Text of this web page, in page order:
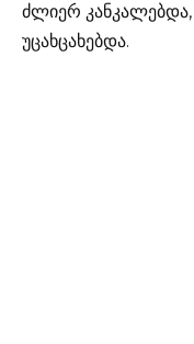
ძლიერ
უცახცახებდა.